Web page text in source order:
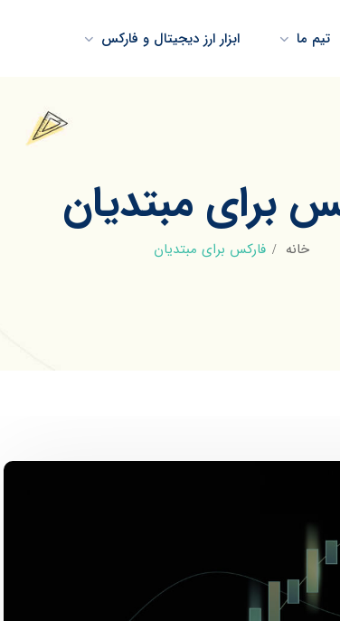
تیم ما ابزار ارز دیجیتال و فارکس
برای مبتدیان
خانه فارکس برای مبتدیان